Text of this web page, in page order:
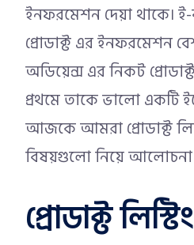
ইনফরমেশন দেয়া থাকে। ই-
প্রোডাক্ট এর ইনফরমেশন
অডিয়েন্স এর নিকট
প্রথমে তাকে ভালো একটি
আজকে আমরা প্রোডাক্ট
বিষয়গুলো নিয়ে
প্রোডাক্ট